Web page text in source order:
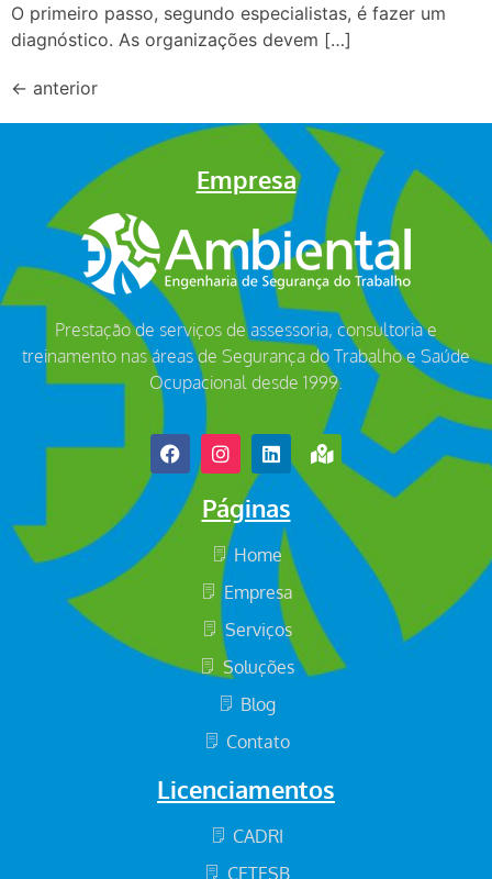
O primeiro passo, segundo especialistas, é fazer um
diagnóstico. As organizações devem […]
← anterior
Empresa
Prestação de serviços de assessoria, consultoria e
treinamento nas áreas de Segurança do Trabalho e Saúde
Ocupacional desde 1999.
Páginas
Home
Empresa
Serviços
Soluções
Blog
Contato
Licenciamentos
CADRI
CETESB